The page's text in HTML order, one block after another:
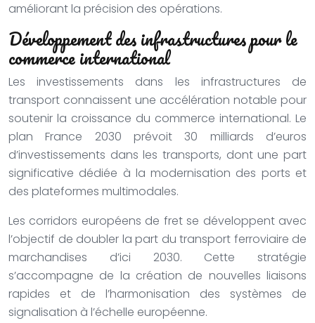
améliorant la précision des opérations.
Développement des infrastructures pour le
commerce international
Les investissements dans les infrastructures de
transport connaissent une accélération notable pour
soutenir la croissance du commerce international. Le
plan France 2030 prévoit 30 milliards d’euros
d’investissements dans les transports, dont une part
significative dédiée à la modernisation des ports et
des plateformes multimodales.
Les corridors européens de fret se développent avec
l’objectif de doubler la part du transport ferroviaire de
marchandises d’ici 2030. Cette stratégie
s’accompagne de la création de nouvelles liaisons
rapides et de l’harmonisation des systèmes de
signalisation à l’échelle européenne.